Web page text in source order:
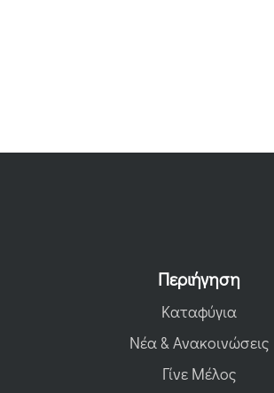
Περιήγηση
Καταφύγια
Νέα & Ανακοινώσεις
Γίνε Μέλος